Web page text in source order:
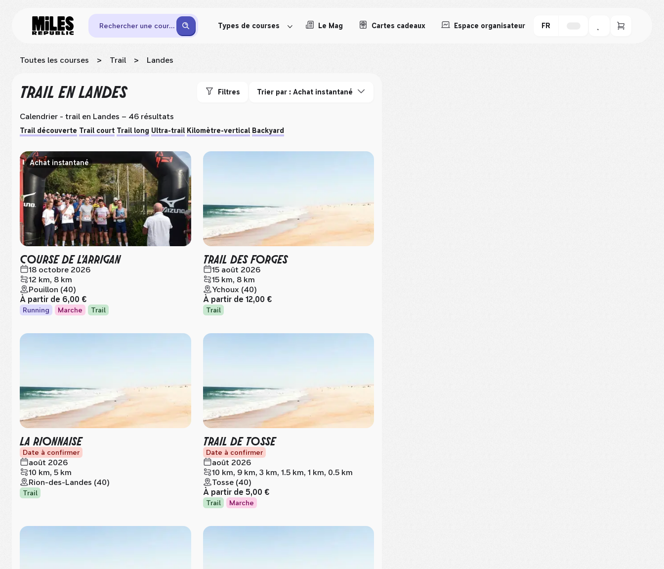
Rechercher une course Types de courses Le Mag Cartes cadeaux Espace organisateur FR
Toutes les courses > Trail > Landes
TRAIL EN LANDES Filtres Trier par : Achat instantané
Calendrier - trail en Landes – 46 résultats
Trail découverte Trail court Trail long Ultra-trail Kilomètre-vertical Backyard
Achat instantané
COURSE DE L'ARRIGAN
18 octobre 2026
12 km, 8 km
Pouillon (40)
À partir de 6,00 €
Running Marche Trail
TRAIL DES FORGES
15 août 2026
15 km, 8 km
Ychoux (40)
À partir de 12,00 €
Trail
LA RIONNAISE
Date à confirmer
août 2026
10 km, 5 km
Rion-des-Landes (40)
Trail
TRAIL DE TOSSE
Date à confirmer
août 2026
10 km, 9 km, 3 km, 1.5 km, 1 km, 0.5 km
Tosse (40)
À partir de 5,00 €
Trail Marche